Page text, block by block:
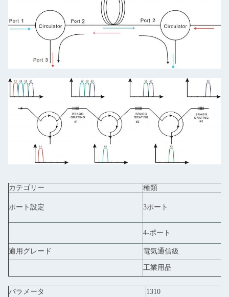
カテゴリー 種類
ポート設定 3ポート
4-ポート
適用グレード 電気通信級
工業用品
パラメータ 1310